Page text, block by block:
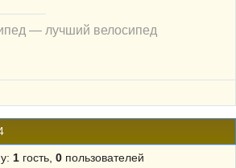
— лучший велосипед
1гость, 0пользователей